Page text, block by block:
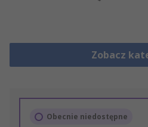
Zobacz
Obecnie niedostępne